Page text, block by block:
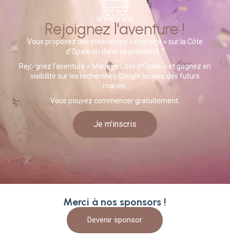
Rejoignez l'aventure !
Vous proposez des prestations « mariage » sur la Côte
d’Opale ou dans sa proximité ?
Rejoignez l’aventure « Mariage Côte d’Opale » et gagnez en
visibilité sur les recherches Google locales des futurs
mariés.
Vous pouvez commencer gratuitement.
Je m'inscris
Merci à nos sponsors !
Devenir sponsor